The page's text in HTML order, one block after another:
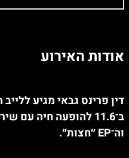
אודות האירוע
דין פרינס גבאי מגיע
ב־11.6 להופעה חיה עם
וה־EP ״חצות״.